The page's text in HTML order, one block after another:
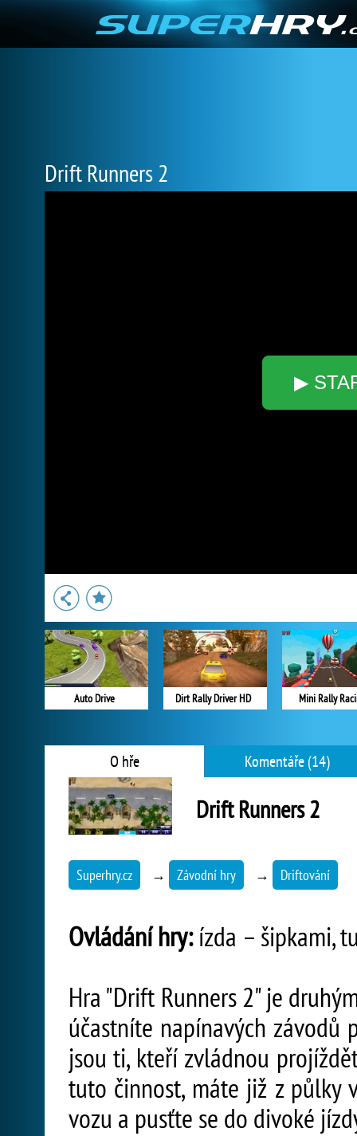
Drift Runners 2
▶
Auto Drive Dirt Rally Driver HD Mini Rally
O hře Komentáře (14)
Drift Runners 2
Superhry.cz → Závodní hry → Driftování
Ovládání hry:ízda – šipkami,
Hra "Drift Runners 2" je
účastníte napínavých závodů
jsou ti, kteří zvládnou
tuto činnost, máte již z půlky
vozu a pusťte se do divoké